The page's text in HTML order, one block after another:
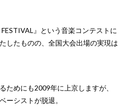
』という音楽コンテストに
したものの、全国大会出場の実現は
ためにも2009年に上京しますが、
ーシストが脱退。